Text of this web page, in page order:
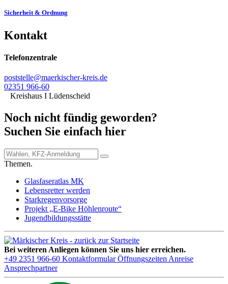
Sicherheit & Ordnung
Kontakt
Telefonzentrale
poststelle@maerkischer-kreis.de
02351 966-60
Kreishaus I Lüdenscheid
Noch nicht fündig geworden?
Suchen Sie einfach hier
Themen.
Glasfaseratlas MK
Lebensretter werden
Starkregenvorsorge
Projekt „E-Bike Höhlenroute“
Jugendbildungsstätte
Bei weiteren Anliegen können Sie uns hier erreichen.
+49 2351 966-60 Kontaktformular Öffnungszeiten Anreise
Ansprechpartner